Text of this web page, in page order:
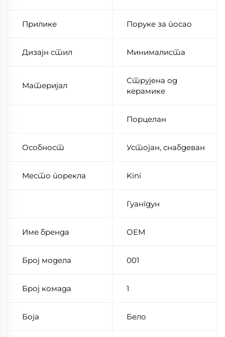
Прилике Поруке за посао
Дизајн стил Минималиста
Материјал
Струјена од
керамике
Порцелан
Особност Устојан, снабдеван
Место порекла Kini
Гуангдун
Име бренда ОЕМ
Број модела 001
Број комада 1
Боја Бело